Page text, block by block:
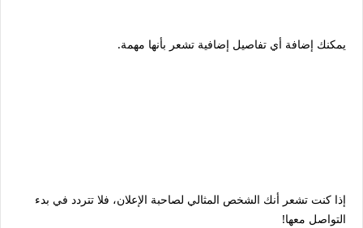
يمكنك إضافة أي تفاصيل إضافية تشعر بأنها مهمة.
إذا كنت تشعر أنك الشخص المثالي لصاحبة الإعلان، فلا تتردد في بدء
التواصل معها!